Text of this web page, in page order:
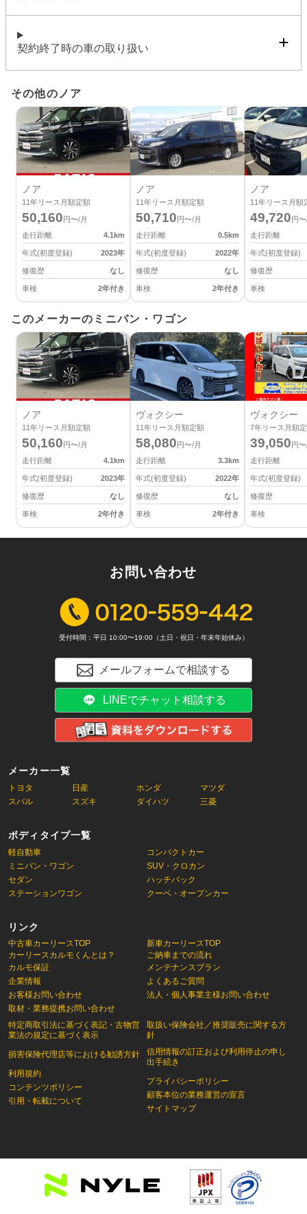
契約終了時の車の取り扱い
その他のノア
ノア
11年リース月額定額
50,160円〜/月
走行距離
4.1km
年式(初度登録) 2023年
修復歴 なし
車検 2年付き
ノア
11年リース月額定額
50,710円〜/月
走行距離
0.5km
年式(初度登録) 2022年
修復歴 なし
車検 2年付き
ノア
11年リース月額
49,720円
走行距離
年式(初度登録)
修復歴
車検
このメーカーのミニバン・ワゴン
ノア
11年リース月額定額
50,160円〜/月
走行距離
4.1km
年式(初度登録) 2023年
修復歴 なし
車検 2年付き
ヴォクシー
11年リース月額定額
58,080円〜/月
走行距離
3.3km
年式(初度登録) 2022年
修復歴 なし
車検 2年付き
ヴォクシー
7年リース月額
39,050円
走行距離
年式(初度登録)
修復歴
車検
メーカー一覧
トヨタ 日産 ホンダ
マツダ
スバル
スズキ ダイハツ 三菱
ボディタイプ一覧
軽自動車
コンパクトカー
ミニバン・ワゴン
SUV・クロカン
セダン
ハッチバック
ステーションワゴン
クーペ・オープンカー
リンク
中古車カーリースTOP
カーリースカルモくんとは？
新車カーリースTOP
ご納車までの流れ
カルモ保証
企業情報
お客様お問い合わせ
取材・業務提携お問い合わせ
特定商取引法に基づく表記・古物営
業法の規定に基づく表示
損害保険代理店等における勧誘方針
利用規約
コンテンツポリシー
引用・転載について
メンテナンスプラン
よくあるご質問
法人・個人事業主様お問い合わせ
取扱い保険会社／推奨販売に関する方
針
信用情報の訂正および利用停止の申し
出手続き
プライバシーポリシー
顧客本位の業務運営の宣言
サイトマップ
お問い合わせ
受付時間：平日 10:00〜19:00（土日・祝日・年末年始休み）
メールフォームで相談する
LINEでチャット相談する